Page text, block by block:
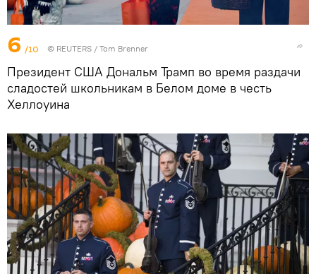
6 /10 © REUTERS / Tom Brenner
Президент США Дональм Трамп во время раздачи
сладостей школьникам в Белом доме в честь
Хеллоуина